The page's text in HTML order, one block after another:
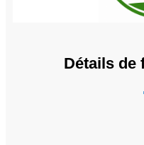
Détails de